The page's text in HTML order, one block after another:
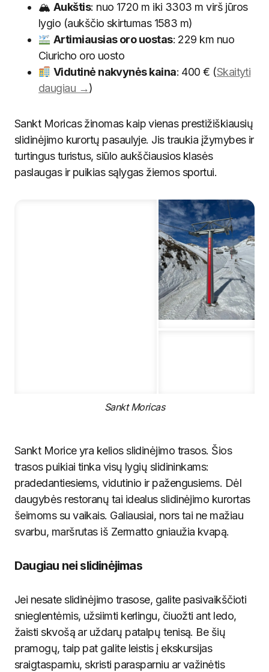
🏔 Aukštis: nuo 1720 m iki 3303 m virš jūros
lygio (aukščio skirtumas 1583 m)
Artimiausias oro uostas: 229 km nuo
Ciuricho oro uosto
Vidutinė nakvynės kaina: 400 € (Skaityti
daugiau →)
Sankt Moricas žinomas kaip vienas prestižiškiausių
slidinėjimo kurortų pasaulyje. Jis traukia įžymybes ir
turtingus turistus, siūlo aukščiausios klasės
paslaugas ir puikias sąlygas žiemos sportui.
Sankt Moricas
Sankt Morice yra kelios slidinėjimo trasos. Šios
trasos puikiai tinka visų lygių slidininkams:
pradedantiesiems, vidutinio ir pažengusiems. Dėl
daugybės restoranų tai idealus slidinėjimo kurortas
šeimoms su vaikais. Galiausiai, nors tai ne mažiau
svarbu, maršrutas iš Zermatto gniaužia kvapą.
Daugiau nei slidinėjimas
Jei nesate slidinėjimo trasose, galite pasivaikščioti
snieglentėmis, užsiimti kerlingu, čiuožti ant ledo,
žaisti skvošą ar uždarų patalpų tenisą. Be šių
pramogų, taip pat galite leistis į ekskursijas
sraigtasparniu, skristi parasparniu ar važinėtis